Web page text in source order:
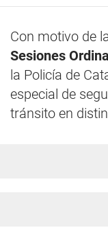
Con motivo de
Sesiones
la Policía de
especial de
tránsito en